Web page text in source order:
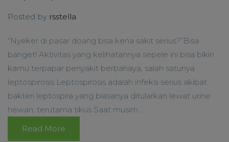
Posted by rsstella
“Nyeker di pasar doang bisa kena sakit serius?”Bisa
banget! Aktivitas yang kelihatannya sepele ini bisa bikin
kamu terpapar penyakit berbahaya, salah satunya
leptospirosis Leptospirosis adalah infeksi serius akibat
bakteri leptospira yang biasanya ditularkan lewat urine
hewan, terutama tikus Saat musim...
Read More